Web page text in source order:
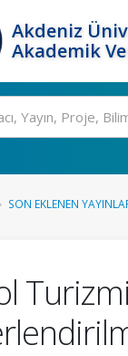
Akdeniz
Akademik
SON EKLENEN